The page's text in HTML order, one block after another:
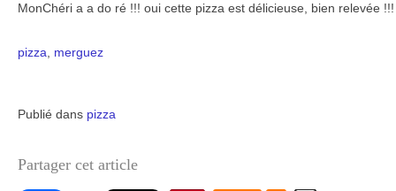
MonChéri a a do ré !!! oui cette pizza est délicieuse, bien relevée !!!
pizza merguez
Publié dans pizza
Partager cet article